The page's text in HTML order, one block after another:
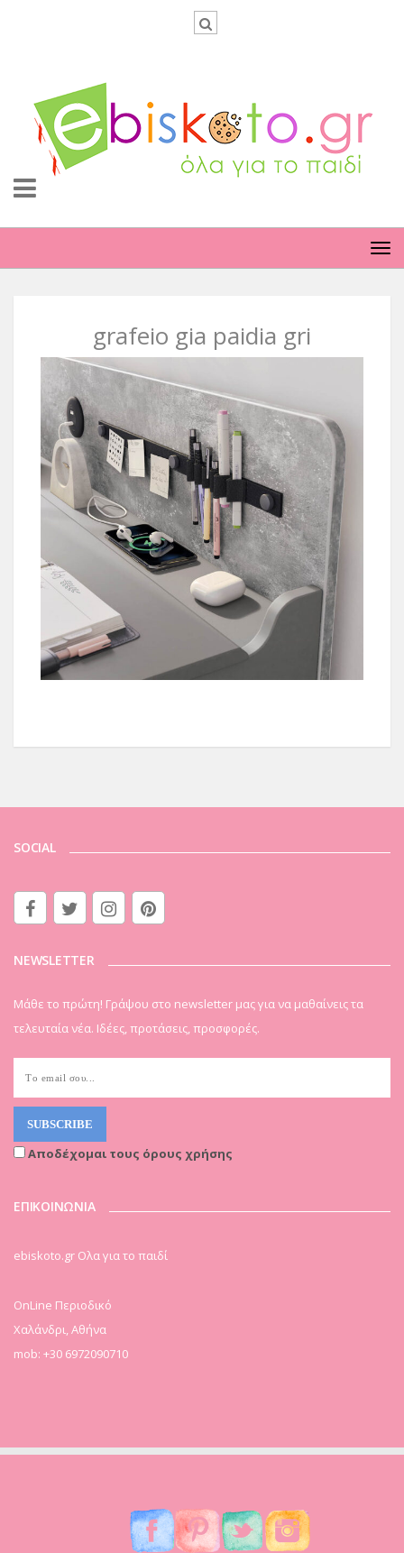
grafeio gia paidia gri
SOCIAL
NEWSLETTER
Μάθε το πρώτη! Γράψου στο newsletter μας για να μαθαίνεις τα
τελευταία νέα. Ιδέες, προτάσεις, προσφορές.
Αποδέχομαι τους όρους χρήσης
ΕΠΙΚΟΙΝΩΝΙΑ
ebiskoto.gr Ολα για το παιδί
OnLine Περιοδικό
Χαλάνδρι, Αθήνα
mob: +30 6972090710